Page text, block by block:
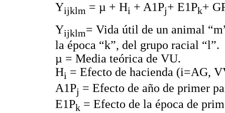
Yijklm = µ + Hi + A1Pj+ E1Pk+
Yijklm= Vida útil de un animal
la época “k”, del grupo racial “l”.
µ = Media teórica de VU.
Hi = Efecto de hacienda (i=AG,
A1Pj = Efecto de año de primer
E1Pk = Efecto de la época de